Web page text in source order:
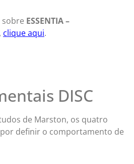
sobre ESSENTIA –
, clique aqui.
DISC
de Marston, os quatro
definir o comportamento de